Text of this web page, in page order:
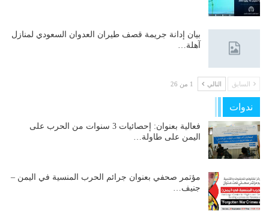
بيان إدانة جريمة قصف طيران العدوان السعودي لمنازل
آهلة…
السابق التالي 1 من 26
ندوات
فعالية بعنوان: إحصائيات 3 سنوات من الحرب على
اليمن على طاولة…
مؤتمر صحفي بعنوان جرائم الحرب المنسية في اليمن –
جنيف…